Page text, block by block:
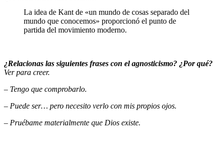
La idea de Kant de «un mundo de cosas separado del
mundo que conocemos» proporcionó el punto de
partida del movimiento moderno.
¿Relacionas las siguientes frases con el agnosticismo? ¿Por qué?
Ver para creer.
– Tengo que comprobarlo.
– Puede ser… pero necesito verlo con mis propios ojos.
– Pruébame materialmente que Dios existe.